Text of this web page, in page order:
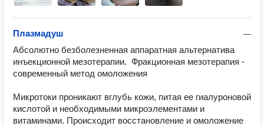
—
Плазмадуш
Абсолютно безболезненная аппаратная альтернатива
инъекционной мезотерапии.  Фракционная мезотерапия -
современный метод омоложения
Микротоки проникают вглубь кожи, питая ее гиалуроновой
кислотой и необходимыми микроэлементами и
витаминами. Происходит восстановление и омоложение